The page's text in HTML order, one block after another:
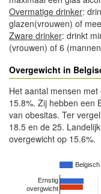
Overmatige drinker:
glazen(vrouwen) of
Zware drinker: drinkt
(vrouwen) of 6
Overgewicht in
Het aantal mensen
15.8%. Zij hebben een
van obesitas. Ter
18.5 en de 25.
overgewicht op 15.6%.
Ernstig
overgwicht